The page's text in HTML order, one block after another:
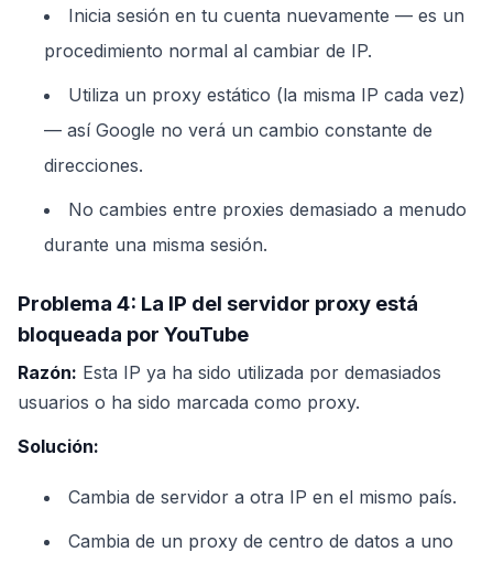
Inicia sesión en tu cuenta nuevamente — es un
procedimiento normal al cambiar de IP.
Utiliza un proxy estático (la misma IP cada vez)
— así Google no verá un cambio constante de
direcciones.
No cambies entre proxies demasiado a menudo
durante una misma sesión.
Problema 4: La IP del servidor proxy está
bloqueada por YouTube
Razón: Esta IP ya ha sido utilizada por demasiados
usuarios o ha sido marcada como proxy.
Solución:
Cambia de servidor a otra IP en el mismo país.
Cambia de un proxy de centro de datos a uno